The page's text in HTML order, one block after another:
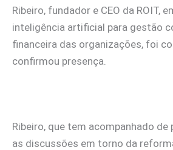
Ribeiro, fundador e CEO da ROIT,
inteligência artificial para gestão
financeira das organizações, foi
confirmou presença.
Ribeiro, que tem acompanhado
as discussões em torno da